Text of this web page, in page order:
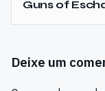
Guns of
Deixe um